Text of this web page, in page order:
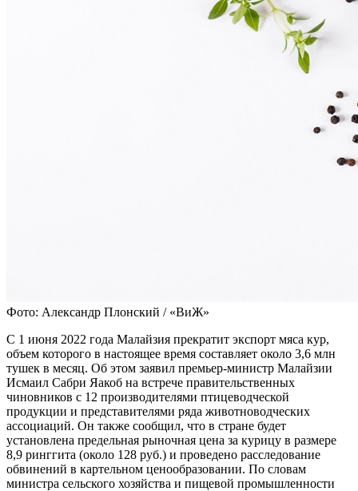
Фото: Александр Плонский / «ВиЖ»
С 1 июня 2022 года Малайзия прекратит экспорт мяса кур,
объем которого в настоящее время составляет около 3,6 млн
тушек в месяц. Об этом заявил премьер-министр Малайзии
Исмаил Сабри Яакоб на встрече правительственных
чиновников с 12 производителями птицеводческой
продукции и представителями ряда животноводческих
ассоциаций. Он также сообщил, что в стране будет
установлена предельная рыночная цена за курицу в размере
8,9 ринггита (около 128 руб.) и проведено расследование
обвинений в картельном ценообразовании. По словам
министра сельского хозяйства и пищевой промышленности